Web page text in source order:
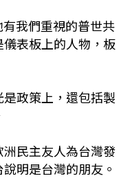
我們重視的普世共
表板上的人物，板
政策上，還包括製
民主友人為台灣發
明是台灣的朋友。